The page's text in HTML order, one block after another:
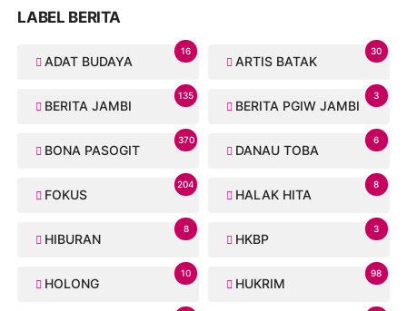
LABEL BERITA
ADAT BUDAYA
16
ARTIS BATAK
30
BERITA JAMBI
135
BERITA PGIW JAMBI
3
BONA PASOGIT
370
DANAU TOBA
6
FOKUS
204
HALAK HITA
8
HIBURAN
8
HKBP
3
HOLONG
10
HUKRIM
98